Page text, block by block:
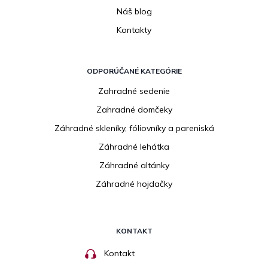
Náš blog
Kontakty
ODPORÚČANÉ KATEGÓRIE
Zahradné sedenie
Zahradné domčeky
Záhradné skleníky, fóliovníky a pareniská
Záhradné lehátka
Záhradné altánky
Záhradné hojdačky
KONTAKT
Kontakt